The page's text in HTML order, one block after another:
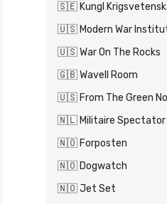
🇸🇪 Kungl
🇺🇸 Modern War
🇺🇸 War On The Rocks
🇬🇧 Wavell Room
🇺🇸 From The Green
🇳🇱 Militaire Spectator
🇳🇴 Forposten
🇳🇴 Dogwatch
🇳🇴 Jet Set